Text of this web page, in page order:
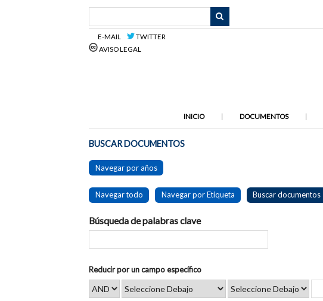
E-MAIL
TWITTER
AVISO LEGAL
INICIO DOCUMENTOS
BUSCAR DOCUMENTOS
Navegar por años
Navegar todo Navegar por Etiqueta Buscar documentos
Búsqueda de palabras clave
Reducir por un campo específico